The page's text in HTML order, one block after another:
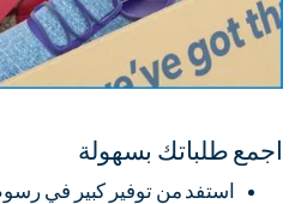
اجمع طلباتك بسهولة
استفد من توفير كبير في